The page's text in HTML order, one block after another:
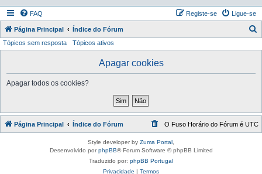
FAQ Ligue-se
Registe-se
Página Principal Índice do Fórum
s
a
Tópicos sem resposta Tópicos ativos
Apagar cookies
Apagar todos os cookies?
Página Principal Índice do Fórum O Fuso Horário do Fórum é UTC
Style developer by Zuma Portal
Desenvolvido porphpBB® Forum Software © phpBB Limited
Traduzido por: phpBB Portugal
Privacidade | Termos